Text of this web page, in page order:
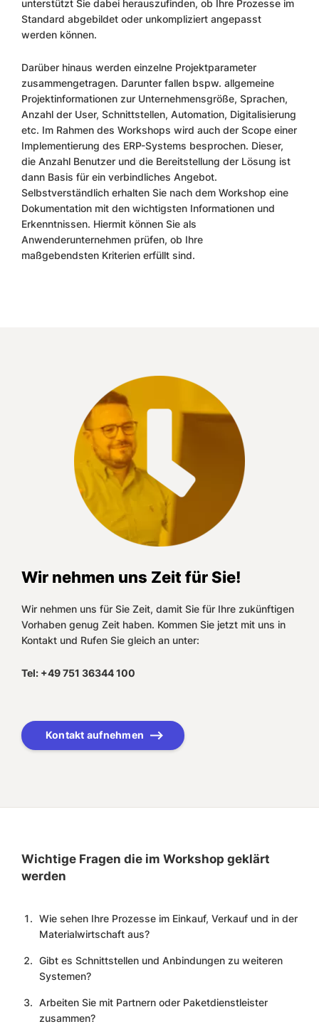
unterstützt Sie dabei herauszufinden, ob Ihre Prozesse im
Standard abgebildet oder unkompliziert angepasst
werden können.
Darüber hinaus werden einzelne Projektparameter
zusammengetragen. Darunter fallen bspw. allgemeine
Projektinformationen zur Unternehmensgröße, Sprachen,
Anzahl der User, Schnittstellen, Automation, Digitalisierung
etc. Im Rahmen des Workshops wird auch der Scope einer
Implementierung des ERP-Systems besprochen. Dieser,
die Anzahl Benutzer und die Bereitstellung der Lösung ist
dann Basis für ein verbindliches Angebot.
Selbstverständlich erhalten Sie nach dem Workshop eine
Dokumentation mit den wichtigsten Informationen und
Erkenntnissen. Hiermit können Sie als
Anwenderunternehmen prüfen, ob Ihre
maßgebendsten Kriterien erfüllt sind.
Wir nehmen uns Zeit für Sie!
Wir nehmen uns für Sie Zeit, damit Sie für Ihre zukünftigen
Vorhaben genug Zeit haben. Kommen Sie jetzt mit uns in
Kontakt und Rufen Sie gleich an unter:
Tel: +49 751 36344 100
Kontakt aufnehmen
Wichtige Fragen die im Workshop geklärt
werden
Wie sehen Ihre Prozesse im Einkauf, Verkauf und in der
Materialwirtschaft aus?
Gibt es Schnittstellen und Anbindungen zu weiteren
Systemen?
Arbeiten Sie mit Partnern oder Paketdienstleister
zusammen?